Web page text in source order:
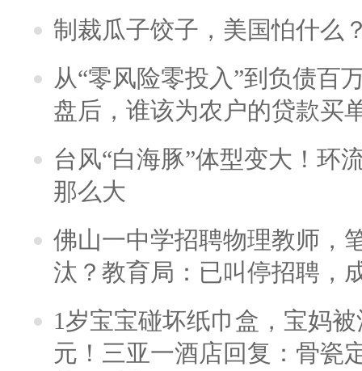
制裁瓜子饺子，美国怕什么
从“零风险零投入”到负债百
盘后，谁该为农户的贷款买
台风“白海豚”体型变大！环
那么大
佛山一中学招聘物理教师，
汰？教育局：已叫停招聘，
1岁宝宝碰坏纸巾盒，宝妈
元！三亚一酒店回复：骨瓷